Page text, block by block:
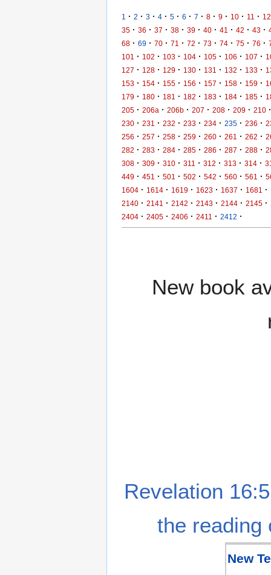
1 · 2 · 3 · 4 · 5 · 6 · 7 · 8 · 9 · 10 · 11 · 12
35 · 36 · 37 · 38 · 39 · 40 · 41 · 42 · 43 ·
68 · 69 · 70 · 71 · 72 · 73 · 74 · 75 · 76 ·
101
· 102 · 103 · 104 · 105 · 106 · 107 ·
127 · 128 · 129 · 130 · 131 · 132 · 133 ·
153 · 154 · 155 · 156 · 157 · 158 · 159 ·
179 · 180 · 181 · 182 · 183 · 184 · 185 ·
205 · 206a · 206b · 207 · 208 · 209 · 210 ·
230 · 231 · 232 · 233 · 234 · 235 · 236 ·
256 · 257 · 258 · 259 · 260 · 261 · 262 ·
282 · 283 · 284 · 285 · 286 · 287 · 288 ·
308 · 309 · 310 · 311 · 312 · 313 · 314 ·
449 · 451 · 501 · 502 · 542 · 560 · 561 ·
1604 · 1614 · 1619 · 1623 · 1637 · 1681 ·
2140 · 2141 · 2142 · 2143 · 2144 · 2145 ·
2404 · 2405 · 2406 · 2411 · 2412 ·
New book
Revelation
the reading
New